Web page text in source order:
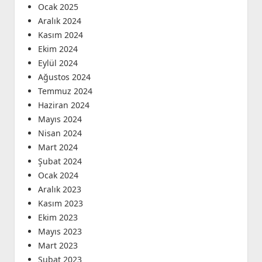
Ocak 2025
Aralık 2024
Kasım 2024
Ekim 2024
Eylül 2024
Ağustos 2024
Temmuz 2024
Haziran 2024
Mayıs 2024
Nisan 2024
Mart 2024
Şubat 2024
Ocak 2024
Aralık 2023
Kasım 2023
Ekim 2023
Mayıs 2023
Mart 2023
Şubat 2023